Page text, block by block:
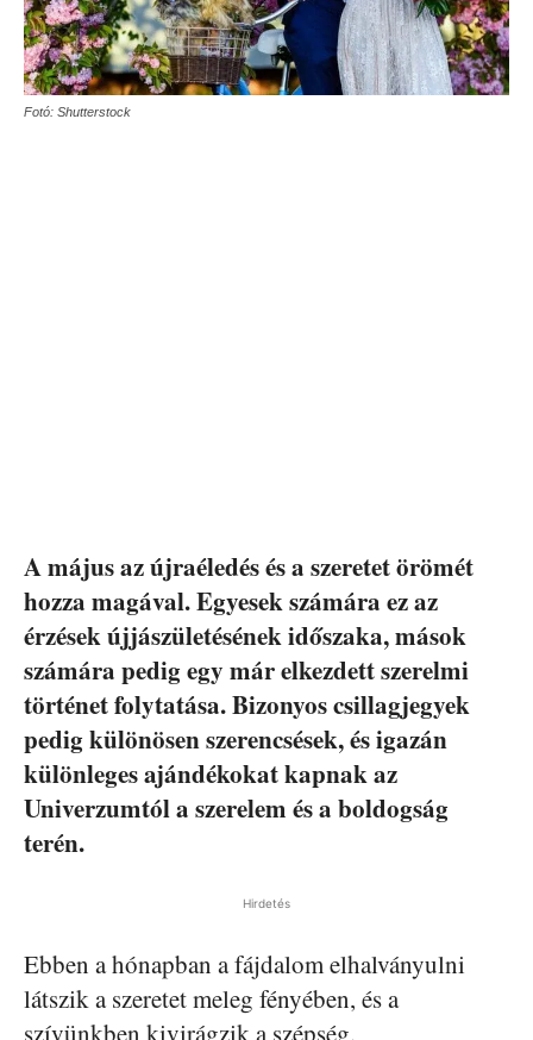
Fotó: Shutterstock
A május az újraéledés és a szeretet örömét
hozza magával. Egyesek számára ez az
érzések újjászületésének időszaka, mások
számára pedig egy már elkezdett szerelmi
történet folytatása. Bizonyos csillagjegyek
pedig különösen szerencsések, és igazán
különleges ajándékokat kapnak az
Univerzumtól a szerelem és a boldogság
terén.
Hirdetés
Ebben a hónapban a fájdalom elhalványulni
látszik a szeretet meleg fényében, és a
szívünkben kivirágzik a szépség.